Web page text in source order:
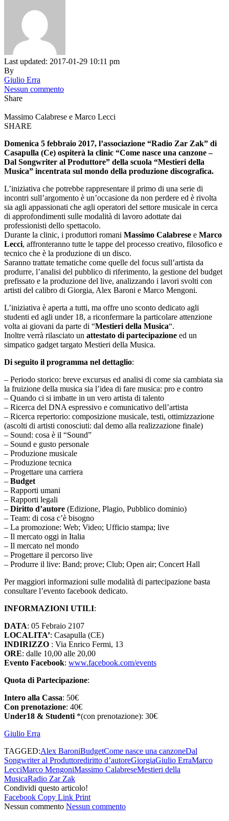
Last updated: 2017-01-29 10:11 pm
By
Giulio Erra
Nessun commento
Share
Massimo Calabrese e Marco Lecci
SHARE
Domenica 5 febbraio 2017, l’associazione “Radio Zar Zak” di
Casapulla (Ce) ospiterà la clinic “Come nasce una canzone –
Dal Songwriter al Produttore” della scuola “Mestieri della
Musica” incentrata sul mondo della produzione discografica.
L’iniziativa che potrebbe rappresentare il primo di una serie di
incontri sull’argomento è un’occasione da non perdere ed è rivolta
sia agli appassionati che agli operatori del settore musicale in cerca
di approfondimenti sulle modalità di lavoro adottate dai
professionisti dello spettacolo.
Durante la clinic, i produttori romani Massimo Calabrese e Marco
Lecci, affronteranno tutte le tappe del processo creativo, filosofico e
tecnico che è la produzione di un disco.
Saranno trattate tematiche come quelle del focus sull’artista da
produrre, l’analisi del pubblico di riferimento, la gestione del budget
prefissato e la produzione del live, analizzando i lavori svolti con
artisti del calibro di Giorgia, Alex Baroni e Marco Mengoni.
L’iniziativa è aperta a tutti, ma offre uno sconto dedicato agli
studenti ed agli under 18, a riconfermare la particolare attenzione
volta ai giovani da parte di “Mestieri della Musica“.
Inoltre verrà rilasciato un attestato di partecipazione ed un
simpatico gadget targato Mestieri della Musica.
Di seguito il programma nel dettaglio:
– Periodo storico: breve excursus ed analisi di come sia cambiata sia
la fruizione della musica sia l’idea di fare musica: pro e contro
– Quando ci si imbatte in un vero artista di talento
– Ricerca del DNA espressivo e comunicativo dell’artista
– Ricerca repertorio: composizione musicale, testi, ottimizzazione
(ascolti di artisti conosciuti: dal demo alla realizzazione finale)
– Sound: cosa è il “Sound”
– Sound e gusto personale
– Produzione musicale
– Produzione tecnica
– Progettare una carriera
– Budget
– Rapporti umani
– Rapporti legali
– Diritto d’autore (Edizione, Plagio, Pubblico dominio)
– Team: di cosa c’è bisogno
– La promozione: Web; Video; Ufficio stampa; live
– Il mercato oggi in Italia
– Il mercato nel mondo
– Progettare il percorso live
– Produrre il live: Band; prove; Club; Open air; Concert Hall
Per maggiori informazioni sulle modalità di partecipazione basta
consultare l’evento facebook dedicato.
INFORMAZIONI UTILI:
DATA: 05 Febraio 2107
LOCALITA’: Casapulla (CE)
INDIRIZZO : Via Enrico Fermi, 13
ORE: dalle 10,00 alle 20,00
Evento Facebook: www.facebook.com/events
Quota di Partecipazione:
Intero alla Cassa: 50€
Con prenotazione: 40€
Under18 & Studenti *(con prenotazione): 30€
Giulio Erra
TAGGED:Alex BaroniBudgetCome nasce una canzoneDal
Songwriter al Produttorediritto d’autoreGiorgiaGiulio ErraMarco
LecciMarco MengoniMassimo CalabreseMestieri della
MusicaRadio Zar Zak
Condividi questo articolo!
Facebook Copy Link Print
Nessun commento Nessun commento